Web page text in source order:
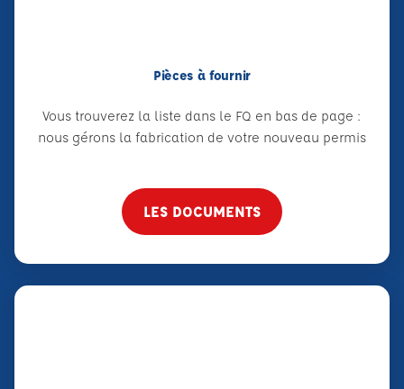
Pièces à fournir
Vous trouverez la liste dans le FQ en bas de page :
nous gérons la fabrication de votre nouveau permis
LES DOCUMENTS